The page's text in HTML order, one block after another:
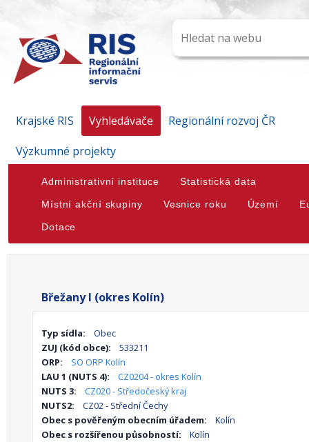
Krajské RIS Vyhledávače
Regionální rozvoj ČR
Výzkumné projekty
Administrativní instituce Statistická data
Místní akční skupiny Vesnice roku Území
Dotace
Břežany I (okres Kolín)
Typ sídla:
Obec
ZUJ (kód obce):
533211
ORP:
SO ORP Kolín
LAU 1 (NUTS 4):
CZ0204 - okres Kolín
NUTS 3:
CZ020 - Středočeský kraj
NUTS2:
CZ02 - Střední Čechy
Obec s pověřeným obecním úřadem:
Kolín
Obec s rozšířenou působností:
Kolín